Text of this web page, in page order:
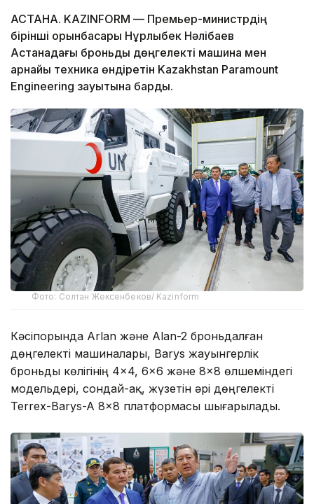
АСТАНА. KAZINFORM — Премьер-министрдің
бірінші орынбасары Нұрлыбек Нәлібаев
Астанадағы броньды дөңгелекті машина мен
арнайы техника өндіретін Kazakhstan Paramount
Engineering зауытына барды.
Фото: Солтан Жексенбеков/ Kazinform
Кәсіпорында Arlan және Alan-2 броньдалған
дөңгелекті машиналары, Barys жауынгерлік
броньды көлігінің 4×4, 6×6 және 8×8 өлшеміндегі
модельдері, сондай-ақ, жүзетін әрі дөңгелекті
Terrex-Barys-A 8×8 платформасы шығарылады.